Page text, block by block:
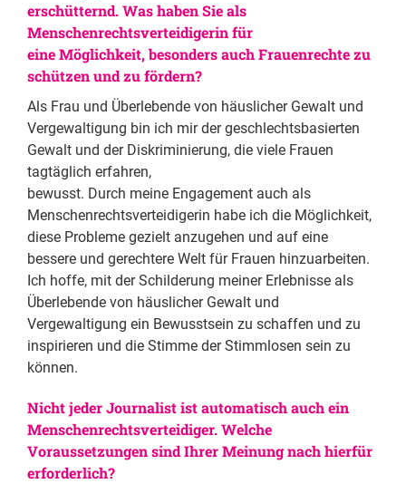
erschütternd. Was haben Sie als
Menschenrechtsverteidigerin für
eine Möglichkeit, besonders auch Frauenrechte zu
schützen und zu fördern?
Als Frau und Überlebende von häuslicher Gewalt und
Vergewaltigung bin ich mir der geschlechtsbasierten
Gewalt und der Diskriminierung, die viele Frauen
tagtäglich erfahren,
bewusst. Durch meine Engagement auch als
Menschenrechtsverteidigerin habe ich die Möglichkeit,
diese Probleme gezielt anzugehen und auf eine
bessere und gerechtere Welt für Frauen hinzuarbeiten.
Ich hoffe, mit der Schilderung meiner Erlebnisse als
Überlebende von häuslicher Gewalt und
Vergewaltigung ein Bewusstsein zu schaffen und zu
inspirieren und die Stimme der Stimmlosen sein zu
können.
Nicht jeder Journalist ist automatisch auch ein
Menschenrechtsverteidiger. Welche
Voraussetzungen sind Ihrer Meinung nach hierfür
erforderlich?